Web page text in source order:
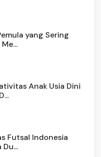
yang Sering
Anak Usia Dini
Futsal Indonesia